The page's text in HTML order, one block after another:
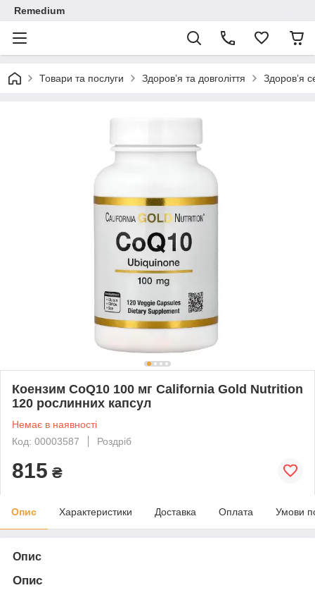
Remedium
Товари та послуги Здоров’я та довголіття Здоров’я
Коензим CoQ10 100 мг California Gold Nutrition
120 рослинних капсул
Немає в наявності
Код: 00003587
Роздріб
815 ₴
Опис Характеристики Доставка Оплата Умови
Опис
Опис